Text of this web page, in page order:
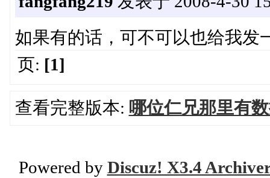
如果有的话，可不可以也给我发
页: [1]
查看完整版本: 哪位仁兄那里有
Powered by Discuz! X3.4